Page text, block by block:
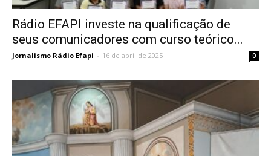
Rádio EFAPI investe na qualificação de
seus comunicadores com curso teórico...
Jornalismo Rádio Efapi - 16 de abril de 2025 0